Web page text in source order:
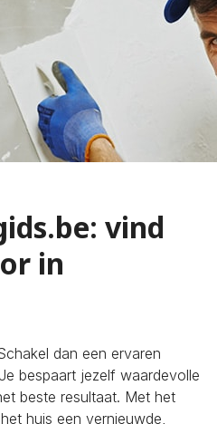
vind
in
dan een ervaren
bespaart jezelf waardevolle
beste resultaat. Met het
huis een vernieuwde,